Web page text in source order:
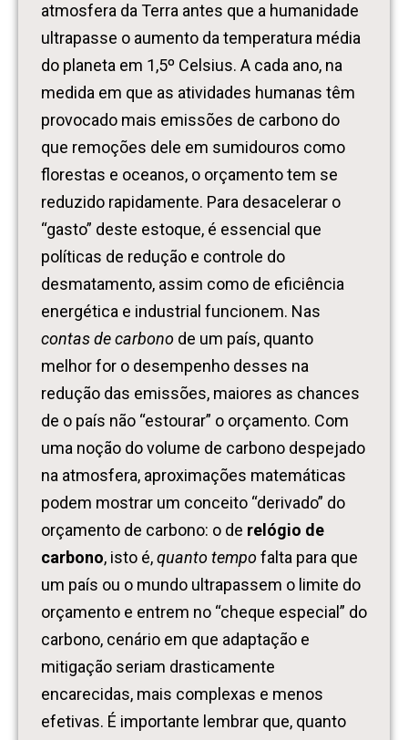
atmosfera da Terra antes que a humanidade
ultrapasse o aumento da temperatura média
do planeta em 1,5º Celsius. A cada ano, na
medida em que as atividades humanas têm
provocado mais emissões de carbono do
que remoções dele em sumidouros como
florestas e oceanos, o orçamento tem se
reduzido rapidamente. Para desacelerar o
“gasto” deste estoque, é essencial que
políticas de redução e controle do
desmatamento, assim como de eficiência
energética e industrial funcionem. Nas
contas de carbono de um país, quanto
melhor for o desempenho desses na
redução das emissões, maiores as chances
de o país não “estourar” o orçamento. Com
uma noção do volume de carbono despejado
na atmosfera, aproximações matemáticas
podem mostrar um conceito “derivado” do
orçamento de carbono: o de relógio de
carbono, isto é,quanto tempofalta para que
um país ou o mundo ultrapassem o limite do
orçamento e entrem no “cheque especial” do
carbono, cenário em que adaptação e
mitigação seriam drasticamente
encarecidas, mais complexas e menos
efetivas. É importante lembrar que, quanto